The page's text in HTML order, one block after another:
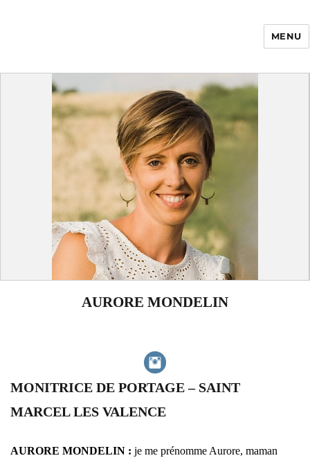
Enfance Made in
France
MENU
AURORE MONDELIN
MONITRICE DE PORTAGE – SAINT
MARCEL LES VALENCE
AURORE MONDELIN : je me prénomme Aurore, maman